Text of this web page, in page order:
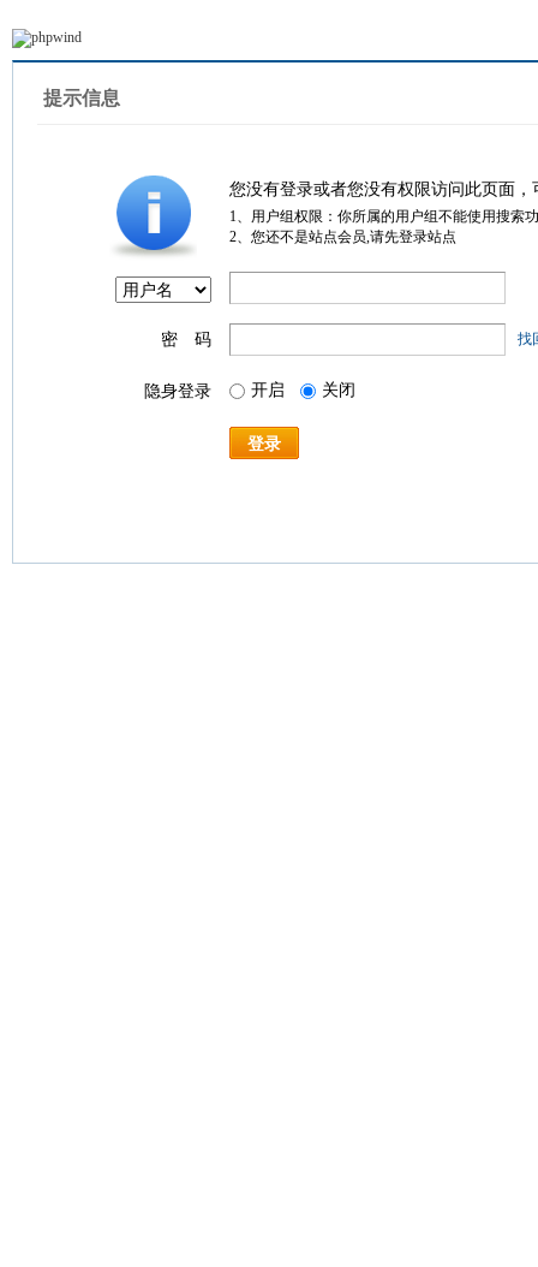
提示信息
您没有登录或者您没有权限访问此页面
1、用户组权限：你所属的用户组不能使用搜索
2、您还不是站点会员,请先登录站点
密 码 找
隐身登录 开启 关闭
登录